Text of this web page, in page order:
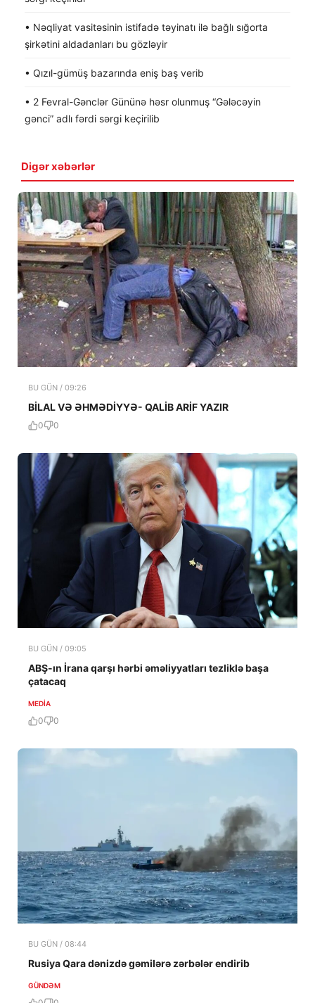
• Nəqliyat vasitəsinin istifadə təyinatı ilə bağlı sığorta
şirkətini aldadanları bu gözləyir
• Qızıl-gümüş bazarında eniş baş verib
• 2 Fevral-Gənclər Gününə həsr olunmuş “Gələcəyin
gənci” adlı fərdi sərgi keçirilib
Digər xəbərlər
BU GÜN / 09:26
BİLAL VƏ ƏHMƏDİYYƏ- QALİB ARİF YAZIR
0 0
BU GÜN / 09:05
ABŞ-ın İrana qarşı hərbi əməliyyatları tezliklə başa
çatacaq
MEDİA
0 0
BU GÜN / 08:44
Rusiya Qara dənizdə gəmilərə zərbələr endirib
GÜNDƏM